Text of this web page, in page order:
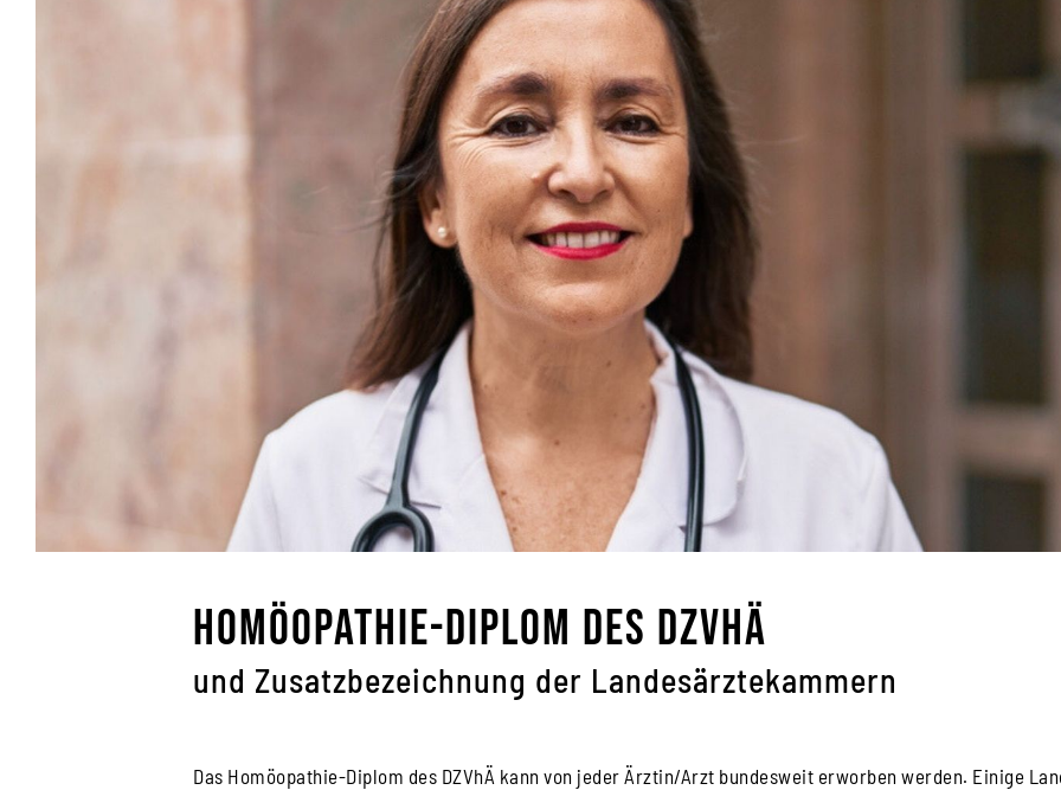
Homöopathie-Diplom des DZVhÄ
und Zusatzbezeichnung der Landesärztekammern
Das Homöopathie-Diplom des DZVhÄ kann von jeder Ärztin/Arzt bundesweit erworben werden. Einige